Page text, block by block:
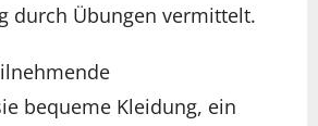
durch Übungen vermittelt.
bequeme Kleidung, ein